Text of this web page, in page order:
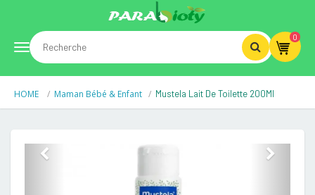
Toggle
navigation
0
HOME Maman Bébé & Enfant Mustela Lait De Toilette 200Ml